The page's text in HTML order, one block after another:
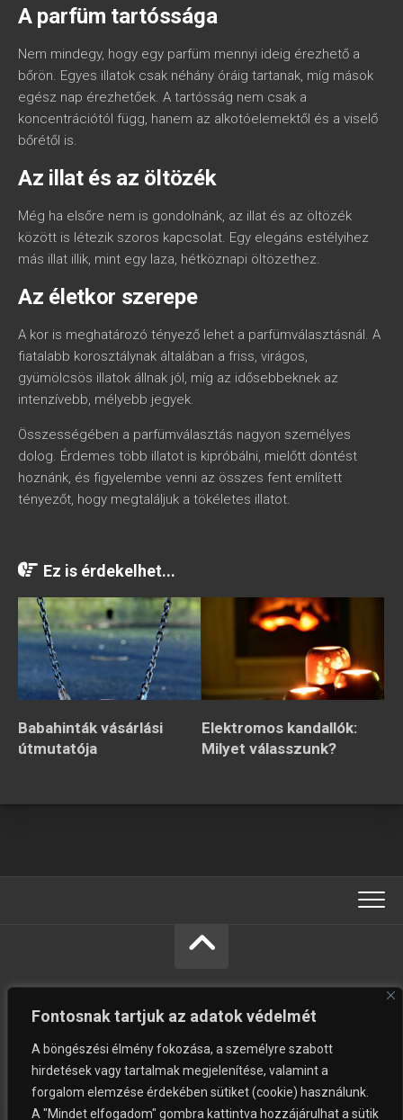
Fontosnak tartjuk az adatok védelmét
A böngészési élmény fokozása, a személyre szabott
hirdetések vagy tartalmak megjelenítése, valamint a
forgalom elemzése érdekében sütiket (cookie) használunk.
A "Mindet elfogadom" gombra kattintva hozzájárulhat a sütik
A parfüm tartóssága
Nem mindegy, hogy egy parfüm mennyi ideig érezhető a
bőrön. Egyes illatok csak néhány óráig tartanak, míg mások
egész nap érezhetőek. A tartósság nem csak a
koncentrációtól függ, hanem az alkotóelemektől és a viselő
bőrétől is.
Az illat és az öltözék
Még ha elsőre nem is gondolnánk, az illat és az öltözék
között is létezik szoros kapcsolat. Egy elegáns estélyihez
más illat illik, mint egy laza, hétköznapi öltözethez.
Az életkor szerepe
A kor is meghatározó tényező lehet a parfümválasztásnál. A
fiatalabb korosztálynak általában a friss, virágos,
gyümölcsös illatok állnak jól, míg az idősebbeknek az
intenzívebb, mélyebb jegyek.
Összességében a parfümválasztás nagyon személyes
dolog. Érdemes több illatot is kipróbálni, mielőtt döntést
hoznánk, és figyelembe venni az összes fent említett
tényezőt, hogy megtaláljuk a tökéletes illatot.
Ez is érdekelhet...
Babahinták vásárlási
útmutatója
Elektromos kandallók:
Milyet válasszunk?
Vásárolni jó © Minden jog fenntartva.